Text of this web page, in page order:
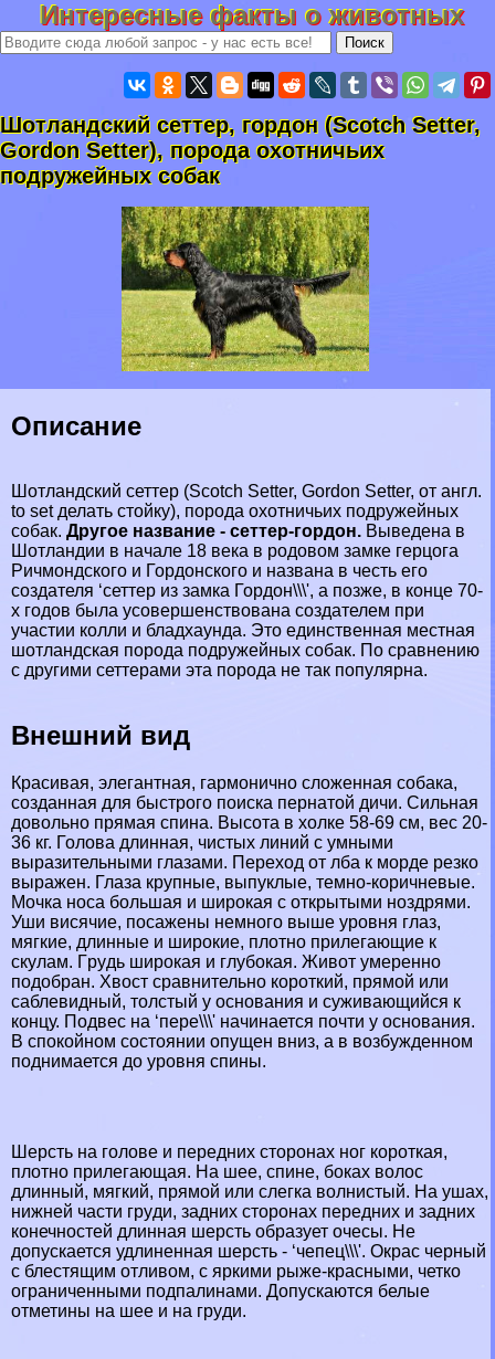
Интересные факты о животных
Шотландский сеттер, гордон (Scotch Setter,
Gordon Setter), порода охотничьих
подружейных собак
Описание
Шотландский сеттер (Scotch Setter, Gordon Setter, от англ.
to set делать стойку), порода охотничьих подружейных
собак. Другое название - сеттер-гордон. Выведена в
Шотландии в начале 18 века в родовом замке герцога
Ричмондского и Гордонского и названа в честь его
создателя ‘сеттер из замка Гордон\\\', а позже, в конце 70-
х годов была усовершенствована создателем при
участии колли и бладхаунда. Это единственная местная
шотландская порода подружейных собак. По сравнению
с другими сеттерами эта порода не так популярна.
Внешний вид
Красивая, элегантная, гармонично сложенная собака,
созданная для быстрого поиска пернатой дичи. Сильная
довольно прямая спина. Высота в холке 58-69 см, вес 20-
36 кг. Голова длинная, чистых линий с умными
выразительными глазами. Переход от лба к морде резко
выражен. Глаза крупные, выпуклые, темно-коричневые.
Мочка носа большая и широкая с открытыми ноздрями.
Уши висячие, посажены немного выше уровня глаз,
мягкие, длинные и широкие, плотно прилегающие к
скулам. Гpyдь широкая и глубокая. Живот умеренно
подобран. Хвост сравнительно короткий, прямой или
саблевидный, толстый у основания и суживающийся к
концу. Подвес на ‘пере\\\' начинается почти у основания.
В спокойном состоянии опущен вниз, а в возбужденном
поднимается до уровня спины.
Шерсть на голове и передних сторонах ног короткая,
плотно прилегающая. На шее, спине, боках волос
длинный, мягкий, прямой или слегка волнистый. На ушах,
нижней части гpyди, задних сторонах передних и задних
конечностей длинная шерсть образует очесы. Не
допускается удлиненная шерсть - ‘чепец\\\'. Окрас черный
с блестящим отливом, с яркими рыже-красными, четко
ограниченными подпалинами. Допускаются белые
отметины на шее и на гpyди.